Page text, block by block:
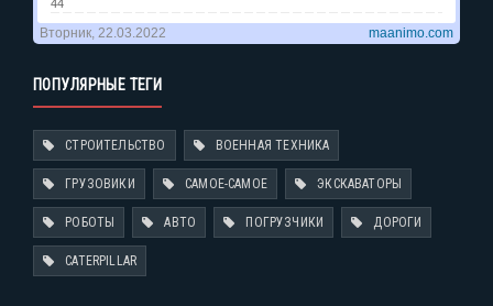
ПОПУЛЯРНЫЕ ТЕГИ
СТРОИТЕЛЬСТВО ВОЕННАЯ ТЕХНИКА
ГРУЗОВИКИ САМОЕ-САМОЕ ЭКСКАВАТОРЫ
РОБОТЫ АВТО ПОГРУЗЧИКИ ДОРОГИ
CATERPILLAR